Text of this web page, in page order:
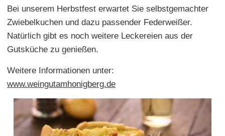
Bei unserem Herbstfest erwartet Sie selbstgemachter
Zwiebelkuchen und dazu passender Federweißer.
Natürlich gibt es noch weitere Leckereien aus der
Gutsküche zu genießen.
Weitere Informationen unter:
www.weingutamhonigberg.de